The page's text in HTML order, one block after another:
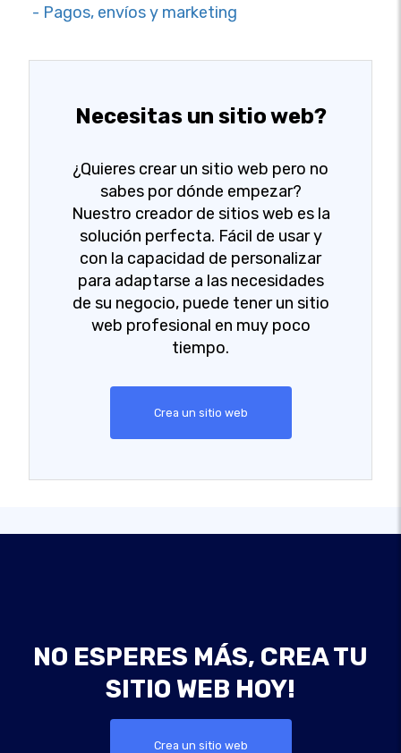
- Pagos, envíos y marketing
Necesitas un sitio web?
¿Quieres crear un sitio web pero no
sabes por dónde empezar?
Nuestro creador de sitios web es la
solución perfecta. Fácil de usar y
con la capacidad de personalizar
para adaptarse a las necesidades
de su negocio, puede tener un sitio
web profesional en muy poco
tiempo.
Crea un sitio web
NO ESPERES MÁS, CREA TU
SITIO WEB HOY!
Crea un sitio web